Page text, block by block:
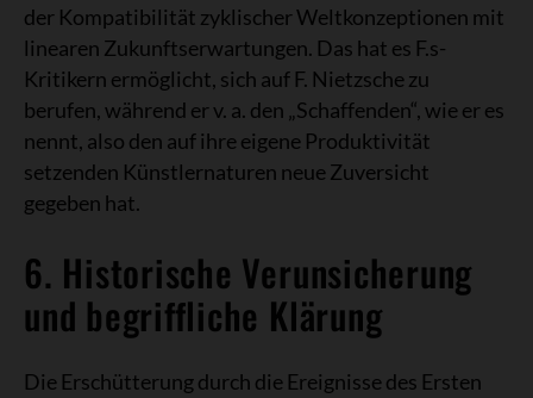
der Kompatibilität zyklischer Weltkonzeptionen mit
linearen Zukunftserwartungen. Das hat es F.s-
Kritikern ermöglicht, sich auf F. Nietzsche zu
berufen, während er v. a. den „Schaffenden“, wie er es
nennt, also den auf ihre eigene Produktivität
setzenden Künstlernaturen neue Zuversicht
gegeben hat.
6. Historische Verunsicherung
und begriffliche Klärung
Die Erschütterung durch die Ereignisse des Ersten